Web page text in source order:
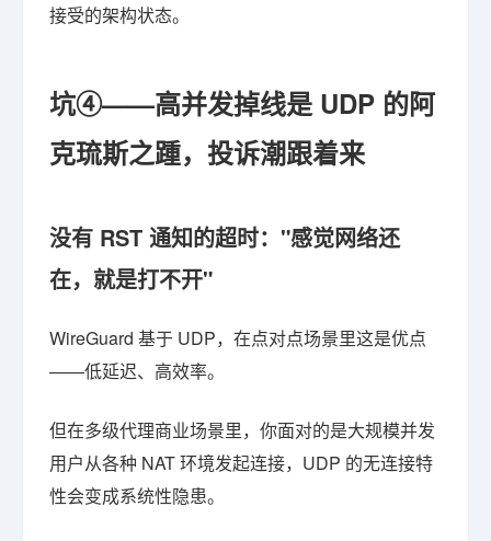
接受的架构状态。
坑④——高并发掉线是 UDP 的阿
克琉斯之踵，投诉潮跟着来
没有 RST 通知的超时："感觉网络还
在，就是打不开"
WireGuard 基于 UDP，在点对点场景里这是优点
——低延迟、高效率。
但在多级代理商业场景里，你面对的是大规模并发
用户从各种 NAT 环境发起连接，UDP 的无连接特
性会变成系统性隐患。